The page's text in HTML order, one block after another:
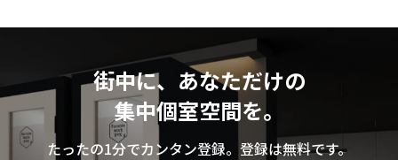
街中に、あなただけの
集中個室空間を。
たったの1分でカンタン登録。登録は無料です。